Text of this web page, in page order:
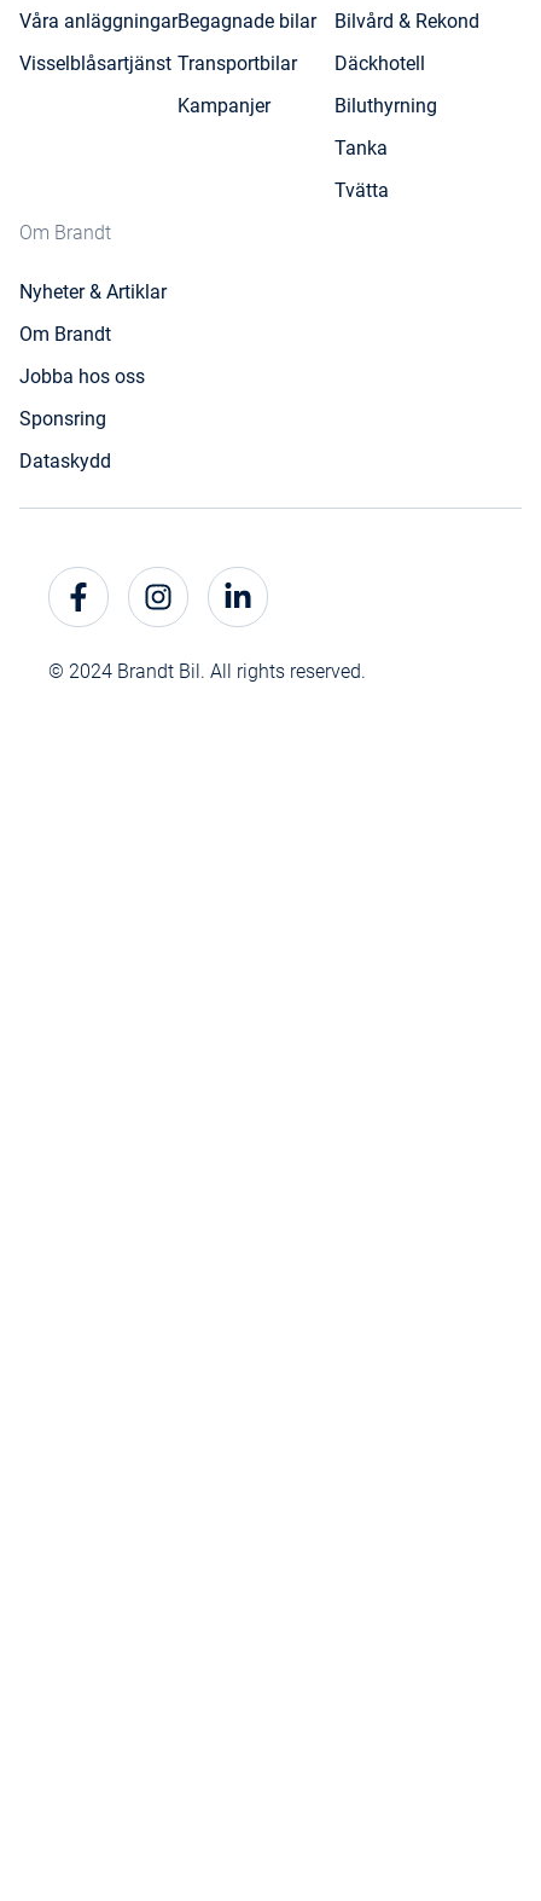
Våra anläggningar
Visselblåsartjänst
Begagnade bilar
Transportbilar
Kampanjer
Bilvård & Rekond
Däckhotell
Biluthyrning
Tanka
Tvätta
Om Brandt
Nyheter & Artiklar
Om Brandt
Jobba hos oss
Sponsring
Dataskydd
© 2024 Brandt Bil. All rights reserved.